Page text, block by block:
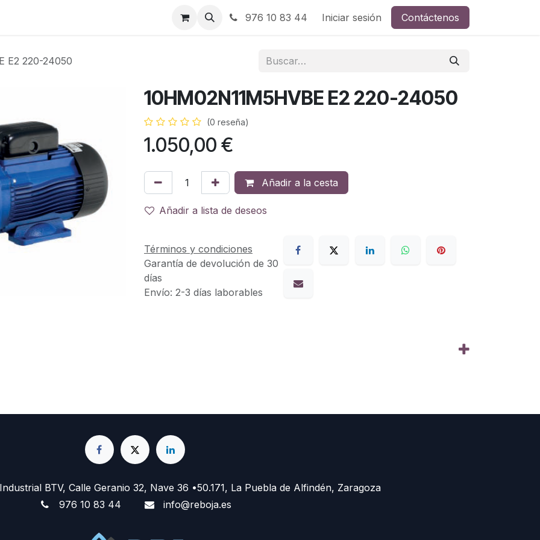
Blog 976 10 83 44 Iniciar sesión Contáctenos
E2 220-24050
10HM02N11M5HVBE E2 220-24050
(0 reseña)
1.050,00 €
Añadir a la cesta
Añadir a lista de deseos
Términos y condiciones
Garantía de devolución de 30
días
Envío: 2-3 días laborables
BTV, Calle Geranio 32, Nave 36 •50.171, La Puebla de Alfindén, Zaragoza
976 10 83 44
info@reboja.es